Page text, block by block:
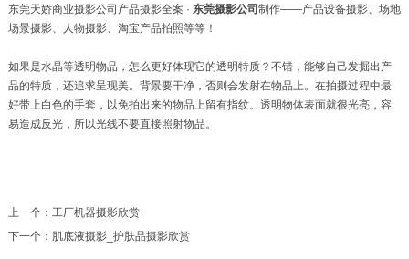
东莞天娇商业摄影公司产品摄影全案 · 东莞摄影公司制作——产品设备摄影、场地
场景摄影、人物摄影、淘宝产品拍照等等！
如果是水晶等透明物品，怎么更好体现它的透明特质？不错，能够自己发掘出产
品的特质，还追求呈现美。背景要干净，否则会发射在物品上。在拍摄过程中最
好带上白色的手套，以免拍出来的物品上留有指纹。透明物体表面就很光亮，容
易造成反光，所以光线不要直接照射物品。
上一个： 工厂机器摄影欣赏
下一个： 肌底液摄影_护肤品摄影欣赏